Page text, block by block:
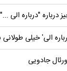
درباره "درباره الی ..."
الی' خیلی
جادویی